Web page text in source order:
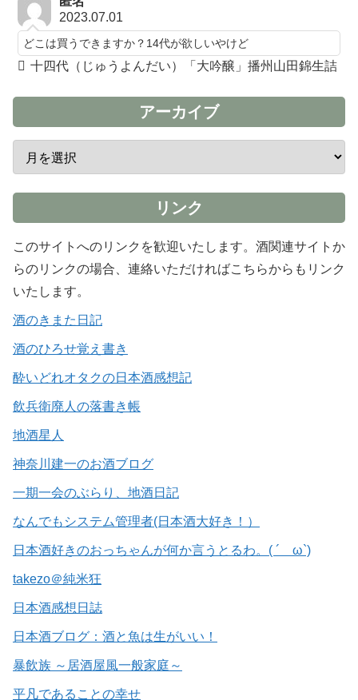
2023.07.01
どこは買うできますか？14代が欲しいやけど
十四代（じゅうよんだい）「大吟醸」播州山田錦生詰
アーカイブ
リンク
このサイトへのリンクを歓迎いたします。酒関連サイトか
らのリンクの場合、連絡いただければこちらからもリンク
いたします。
酒のきまた日記
酒のひろせ覚え書き
酔いどれオタクの日本酒感想記
飲兵衛廃人の落書き帳
地酒星人
神奈川建一のお酒ブログ
一期一会のぶらり、地酒日記
なんでもシステム管理者(日本酒大好き！）
日本酒好きのおっちゃんが何か言うとるわ。( ´ ω`)
takezo＠純米狂
日本酒感想日誌
日本酒ブログ：酒と魚は生がいい！
暴飲族 ～居酒屋風一般家庭～
平凡であることの幸せ